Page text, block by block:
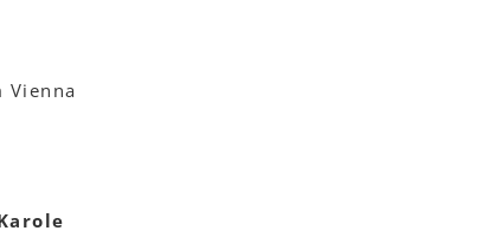
Vienna